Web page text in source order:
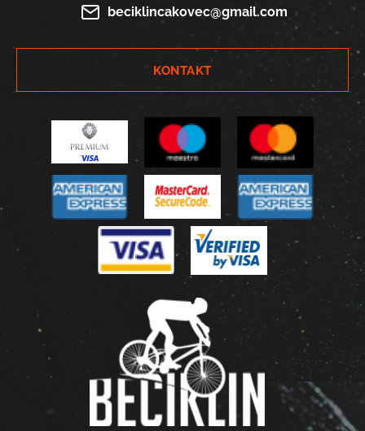
beciklincakovec@gmail.com
KONTAKT